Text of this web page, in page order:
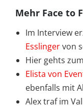
Mehr Face to
Im Interview
Esslingervon
Hier gehts
Elista von
ebenfalls mit
Alex traf im